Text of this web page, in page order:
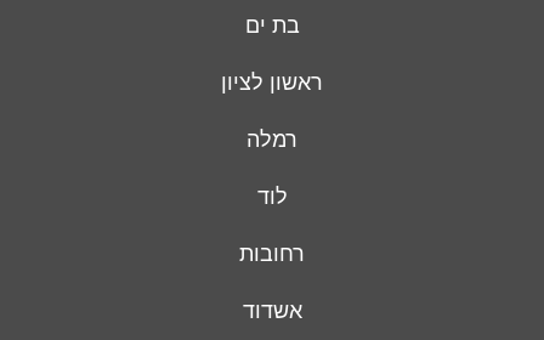
בת ים
ראשון לציון
רמלה
לוד
רחובות
אשדוד